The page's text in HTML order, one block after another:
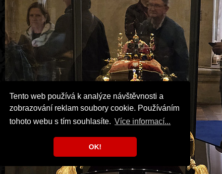
Tento web používá k analýze návštěvnosti a
zobrazování reklam soubory cookie. Používáním
tohoto webu s tím souhlasíte. Více informací...
OK!